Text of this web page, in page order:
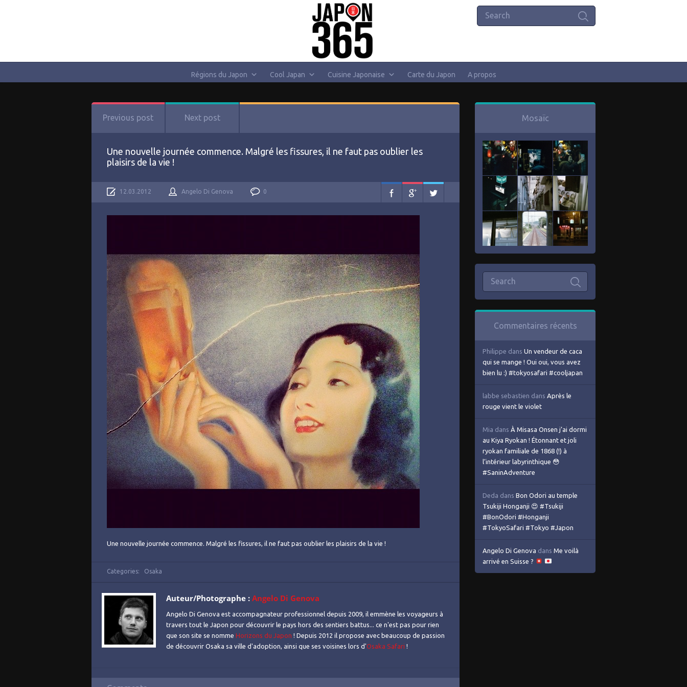
Régions du Japon Cool Japan Cuisine Japonaise Carte du Japon A propos
Previous post Next post
Une nouvelle journée commence. Malgré les fissures, il ne faut pas oublier les
plaisirs de la vie !
12.03.2012 Angelo Di Genova 0
Une nouvelle journée commence. Malgré les fissures, il ne faut pas oublier les plaisirs de la vie !
Categories: Osaka
Auteur/Photographe : Angelo Di Genova
Angelo Di Genova est accompagnateur professionnel depuis 2009, il emmène les voyageurs à
travers tout le Japon pour découvrir le pays hors des sentiers battus... ce n'est pas pour rien
que son site se nomme Horizons du Japon ! Depuis 2012 il propose avec beaucoup de passion
de découvrir Osaka sa ville d'adoption, ainsi que ses voisines lors d'Osaka Safari !
Mosaïc
Commentaires récents
Philippe dans Un vendeur de caca
qui se mange ! Oui oui, vous avez
bien lu :) #tokyosafari #cooljapan
labbe sebastien dans Après le
rouge vient le violet
Mia dans À Misasa Onsen j’ai dormi
au Kiya Ryokan ! Étonnant et joli
ryokan familiale de 1868 (!) à
l’intérieur labyrinthique 😳
#SaninAdventure
Deda dans Bon Odori au temple
Tsukiji Honganji 😍 #Tsukiji
#BonOdori #Honganji
#TokyoSafari #Tokyo #Japon
Angelo Di Genova dans Me voilà
arrivé en Suisse ?